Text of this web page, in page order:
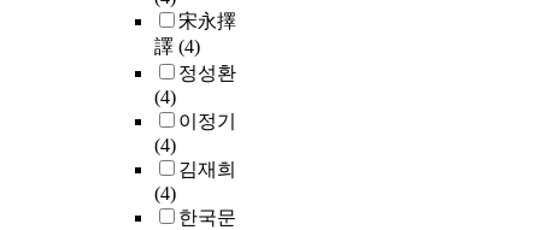
宋永擇
譯 (4)
정성환
(4)
이정기
(4)
김재희
(4)
한국문